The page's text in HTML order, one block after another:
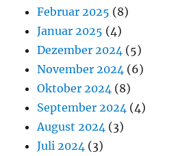
Februar 2025 (8)
Januar 2025 (4)
Dezember 2024 (5)
November 2024 (6)
Oktober 2024 (8)
September 2024 (4)
August 2024 (3)
Juli 2024 (3)